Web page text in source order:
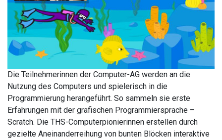
Die Teilnehmerinnen der Computer-AG werden an die
Nutzung des Computers und spielerisch in die
Programmierung herangeführt. So sammeln sie erste
Erfahrungen mit der grafischen Programmiersprache –
Scratch. Die THS-Computerpionierinnen erstellen durch
gezielte Aneinanderreihung von bunten Blöcken interaktive